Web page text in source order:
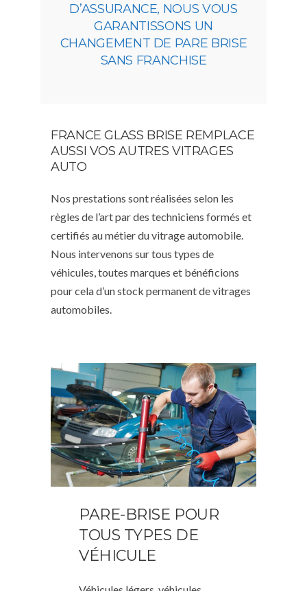
D’ASSURANCE, NOUS VOUS
GARANTISSONS UN
CHANGEMENT DE PARE BRISE
SANS FRANCHISE
FRANCE GLASS BRISE REMPLACE
AUSSI VOS AUTRES VITRAGES
AUTO
Nos prestations sont réalisées selon les
règles de l’art par des techniciens formés et
certifiés au métier du vitrage automobile.
Nous intervenons sur tous types de
véhicules, toutes marques et bénéficions
pour cela d’un stock permanent de vitrages
automobiles.
PARE-BRISE POUR
TOUS TYPES DE
VÉHICULE